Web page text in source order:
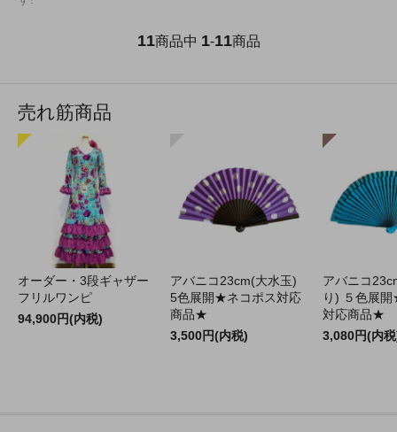
11商品中 1-11商品
売れ筋商品
オーダー・3段ギャザー
フリルワンピ
94,900円(内税)
アバニコ23cm(大水玉)
5色展開★ネコポス対応
商品★
3,500円(内税)
アバニコ
り) ５色展
対応商品★
3,080円(内